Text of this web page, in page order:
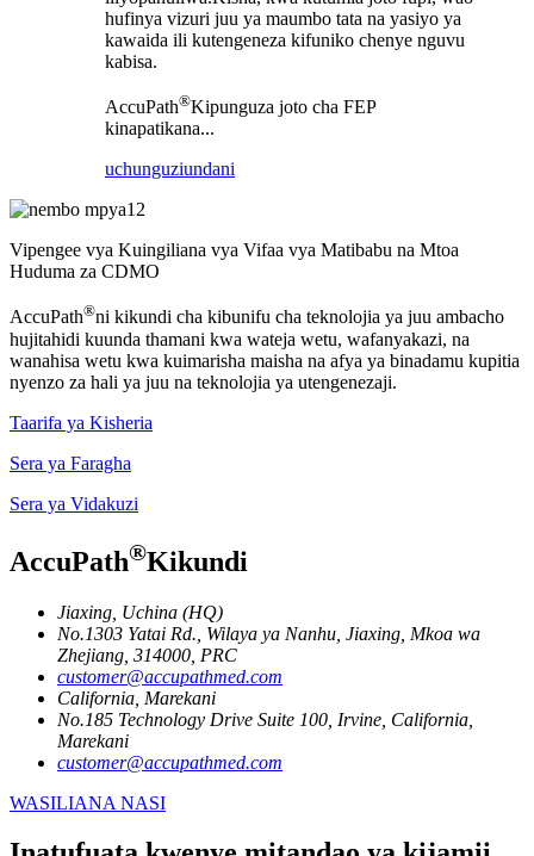
hufinya vizuri juu ya maumbo tata na yasiyo ya
kawaida ili kutengeneza kifuniko chenye nguvu
kabisa.
AccuPath®Kipunguza joto cha FEP
kinapatikana...
uchunguziundani
Vipengee vya Kuingiliana vya Vifaa vya Matibabu na Mtoa
Huduma za CDMO
AccuPath®ni kikundi cha kibunifu cha teknolojia ya juu ambacho
hujitahidi kuunda thamani kwa wateja wetu, wafanyakazi, na
wanahisa wetu kwa kuimarisha maisha na afya ya binadamu kupitia
nyenzo za hali ya juu na teknolojia ya utengenezaji.
Taarifa ya Kisheria
Sera ya Faragha
Sera ya Vidakuzi
AccuPath®Kikundi
Jiaxing, Uchina (HQ)
No.1303 Yatai Rd., Wilaya ya Nanhu, Jiaxing, Mkoa wa
Zhejiang, 314000, PRC
customer@accupathmed.com
California, Marekani
No.185 Technology Drive Suite 100, Irvine, California,
Marekani
customer@accupathmed.com
WASILIANA NASI